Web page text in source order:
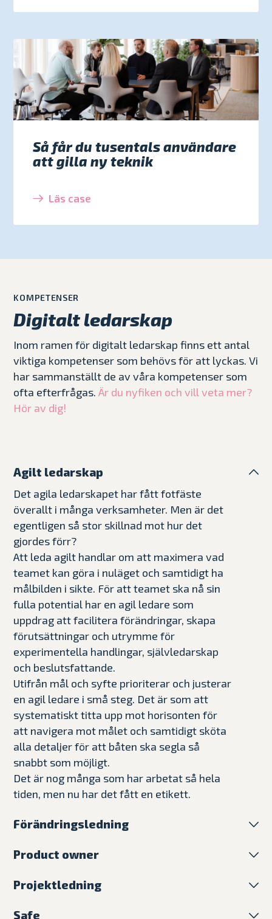
Så får du tusentals användare
att gilla ny teknik
Läs case
KOMPETENSER
Digitalt ledarskap
Inom ramen för digitalt ledarskap finns ett antal
viktiga kompetenser som behövs för att lyckas. Vi
har sammanställt de av våra kompetenser som
ofta efterfrågas.Är du nyfiken och vill veta mer?
Hör av dig!
Agilt ledarskap
Det agila ledarskapet har fått fotfäste
överallt i många verksamheter. Men är det
egentligen så stor skillnad mot hur det
gjordes förr?
Att leda agilt handlar om att maximera vad
teamet kan göra i nuläget och samtidigt ha
målbilden i sikte. För att teamet ska nå sin
fulla potential har en agil ledare som
uppdrag att facilitera förändringar, skapa
förutsättningar och utrymme för
experimentella handlingar, självledarskap
och beslutsfattande.
Utifrån mål och syfte prioriterar och justerar
en agil ledare i små steg. Det är som att
systematiskt titta upp mot horisonten för
att navigera mot målet och samtidigt sköta
alla detaljer för att båten ska segla så
snabbt som möjligt.
Det är nog många som har arbetat så hela
tiden, men nu har det fått en etikett.
Förändringsledning
ställs ökade krav på vår förmåga till
förändring som en linjär process med tydlig
Product owner
maximera värdet av sin produkt, att driva
Projektledning
Safe